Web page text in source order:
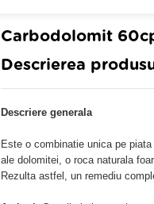
Carbodolomit
Descrierea
Descriere generala
Este o combinatie unica pe
ale dolomitei, o roca naturala
Rezulta astfel, un remediu